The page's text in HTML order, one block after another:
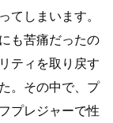
てしまいます。
も苦痛だったの
ティを取り戻す
。その中で、プ
プレジャーで性